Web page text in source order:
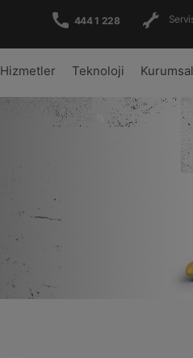
444 1 228
Hizmetler Teknoloji Kurumsal